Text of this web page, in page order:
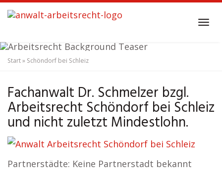
Skip
to
content
Start» Schöndorf bei Schleiz
Fachanwalt Dr. Schmelzer bzgl.
Arbeitsrecht Schöndorf bei Schleiz
und nicht zuletzt Mindestlohn.
Partnerstädte: Keine Partnerstadt bekannt